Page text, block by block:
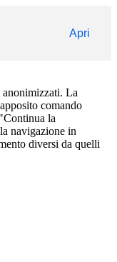
Apri
La
comando
la
navigazione in
diversi da quelli